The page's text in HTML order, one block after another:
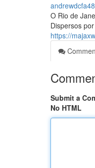
O Rio de
Dispersos
https://
Submit a
No HTML